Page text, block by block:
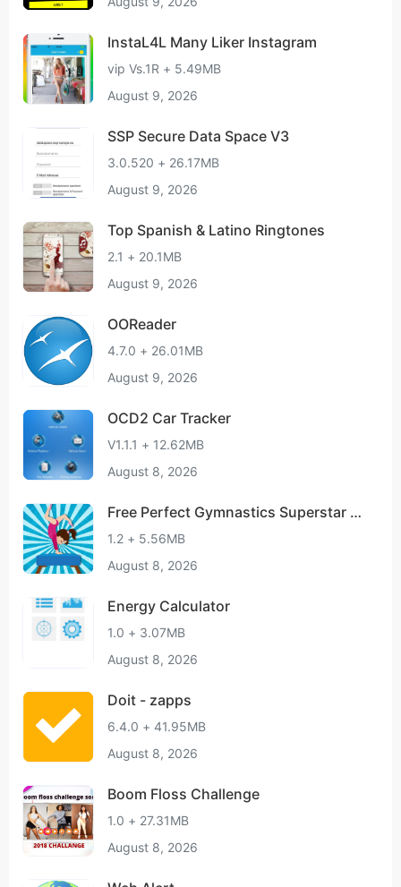
InstaL4L Many Liker Instagram
vip Vs.1R + 5.49MB
August 9, 2026
SSP Secure Data Space V3
3.0.520 + 26.17MB
August 9, 2026
Top Spanish & Latino Ringtones
2.1 + 20.1MB
August 9, 2026
OOReader
4.7.0 + 26.01MB
August 9, 2026
OCD2 Car Tracker
V1.1.1 + 12.62MB
August 8, 2026
Free Perfect Gymnastics Superstar Cl
ue
1.2 + 5.56MB
August 8, 2026
Energy Calculator
1.0 + 3.07MB
August 8, 2026
Doit - zapps
6.4.0 + 41.95MB
August 8, 2026
Boom Floss Challenge
1.0 + 27.31MB
August 8, 2026